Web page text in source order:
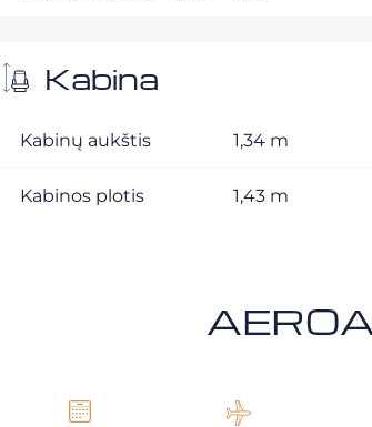
Kabina
Kabinų aukštis 1,34 m
Kabinos plotis 1,43 m